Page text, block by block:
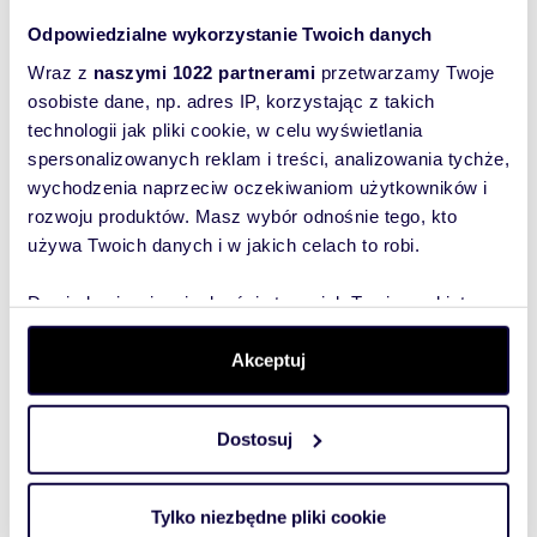
Odpowiedzialne wykorzystanie Twoich danych
Wraz z naszymi 1022 partnerami przetwarzamy Twoje
osobiste dane, np. adres IP, korzystając z takich
technologii jak pliki cookie, w celu wyświetlania
spersonalizowanych reklam i treści, analizowania tychże,
wychodzenia naprzeciw oczekiwaniom użytkowników i
rozwoju produktów. Masz wybór odnośnie tego, kto
używa Twoich danych i w jakich celach to robi.
Dowiedz się więcej odnośnie tego, jak Twoje osobiste
dane są przetwarzane oraz ustaw własne preferencje w
. W Deklaracji plików cookie możesz
zmienić lub wycofać swoją zgodę w dowolnej chwili.
Wykorzystujemy pliki cookie do spersonalizowania treści
i reklam, aby oferować funkcje społecznościowe i
korzystasz z naszej witryny, udostępniamy partnerom
Akceptuj
Dostosuj
Tylko niezbędne pliki cookie
Podobne
nieruchomości
353,05 m 2 039 zł/m2